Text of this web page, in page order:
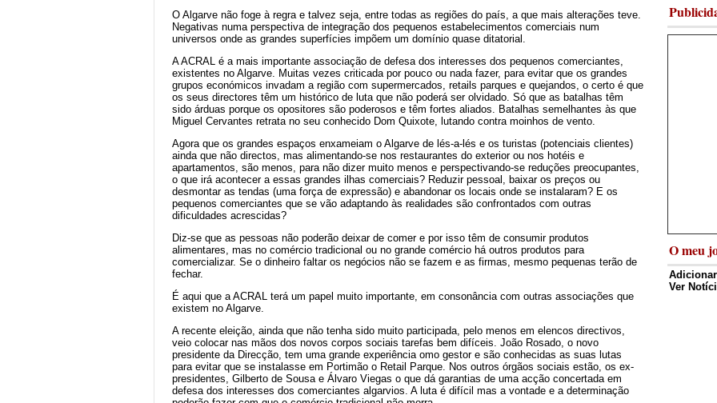
O Algarve não foge à regra e talvez seja, entre todas as regiões do país, a que mais alterações teve.
Negativas numa perspectiva de integração dos pequenos estabelecimentos comerciais num
universos onde as grandes superfícies impõem um domínio quase ditatorial.
A ACRAL é a mais importante associação de defesa dos interesses dos pequenos comerciantes,
existentes no Algarve. Muitas vezes criticada por pouco ou nada fazer, para evitar que os grandes
grupos económicos invadam a região com supermercados, retails parques e quejandos, o certo é que
os seus directores têm um histórico de luta que não poderá ser olvidado. Só que as batalhas têm
sido árduas porque os opositores são poderosos e têm fortes aliados. Batalhas semelhantes às que
Miguel Cervantes retrata no seu conhecido Dom Quixote, lutando contra moinhos de vento.
Agora que os grandes espaços enxameiam o Algarve de lés-a-lés e os turistas (potenciais clientes)
ainda que não directos, mas alimentando-se nos restaurantes do exterior ou nos hotéis e
apartamentos, são menos, para não dizer muito menos e perspectivando-se reduções preocupantes,
o que irá acontecer a essas grandes ilhas comerciais? Reduzir pessoal, baixar os preços ou
desmontar as tendas (uma força de expressão) e abandonar os locais onde se instalaram? E os
pequenos comerciantes que se vão adaptando às realidades são confrontados com outras
dificuldades acrescidas?
Diz-se que as pessoas não poderão deixar de comer e por isso têm de consumir produtos
alimentares, mas no comércio tradicional ou no grande comércio há outros produtos para
comercializar. Se o dinheiro faltar os negócios não se fazem e as firmas, mesmo pequenas terão de
fechar.
É aqui que a ACRAL terá um papel muito importante, em consonância com outras associações que
existem no Algarve.
A recente eleição, ainda que não tenha sido muito participada, pelo menos em elencos directivos,
veio colocar nas mãos dos novos corpos sociais tarefas bem difíceis. João Rosado, o novo
presidente da Direcção, tem uma grande experiência omo gestor e são conhecidas as suas lutas
para evitar que se instalasse em Portimão o Retail Parque. Nos outros órgãos sociais estão, os ex-
presidentes, Gilberto de Sousa e Álvaro Viegas o que dá garantias de uma acção concertada em
defesa dos interesses dos comerciantes algarvios. A luta é difícil mas a vontade e a determinação
O meu
Ver